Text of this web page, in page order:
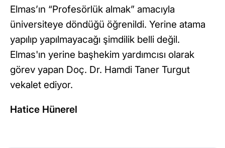
Elmas’ın “Profesörlük almak” amacıyla
üniversiteye döndüğü öğrenildi. Yerine atama
yapılıp yapılmayacağı şimdilik belli değil.
Elmas'ın yerine başhekim yardımcısı olarak
görev yapan Doç. Dr. Hamdi Taner Turgut
vekalet ediyor.
Hatice Hünerel